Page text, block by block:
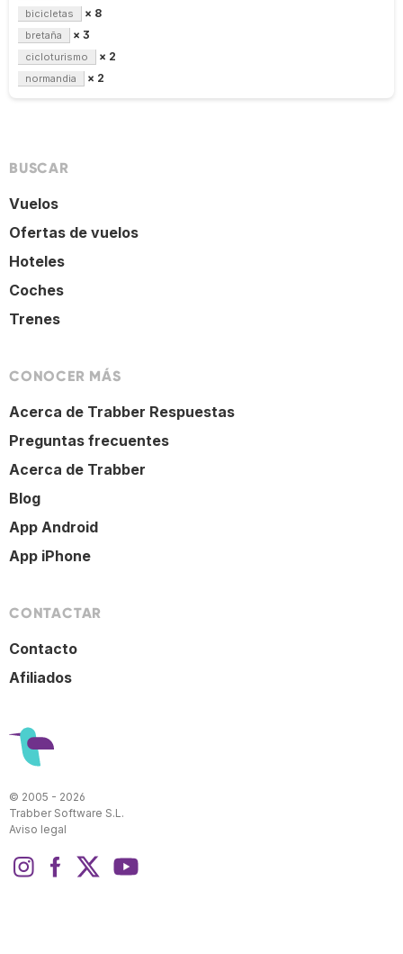
bicicletas × 8
bretaña × 3
cicloturismo × 2
normandia × 2
BUSCAR
Vuelos
Ofertas de vuelos
Hoteles
Coches
Trenes
CONOCER MÁS
Acerca de Trabber Respuestas
Preguntas frecuentes
Acerca de Trabber
Blog
App Android
App iPhone
CONTACTAR
Contacto
Afiliados
© 2005 - 2026
Trabber Software S.L.
Aviso legal